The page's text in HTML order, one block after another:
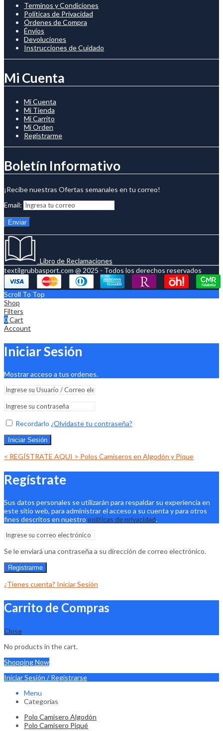
Terminos y Condiciones
Políticas de Privacidad
Órdenes de Compra
Énvíos
Devoluciones
Instrucciones de Cuidado
Mi Cuenta
Mi Cuenta
Mi Tienda
Mi Carrito
Mi Orden
Registrarme
Boletín Informativo
¡Recibe nuestras Ofertas semanales en tu correo!
Email:
Libro de Reclamaciones
textilgrubbasport.com @ 2025 - Todos los derechos reservados
Scroll To Top
Shop
Filters
0Cart
Account
Iniciar Sesión
Mostrar acceso a tus ordenes.
Recordarlo ¿Olvidaste tu contraseña?
Iniciar Sesión
< REGÍSTRATE AQUI > Polos Camiseros en Algodón y Pique
Regístrate
Sus datos personales se utilizarán para respaldar su experiencia en
este sitio web, para administrar el acceso a su cuenta y para otros
fines descritos en nuestro políticas de privacidad.
Se le enviará una contraseña a su dirección de correo electrónico.
Registrarme
¿Tienes cuenta? Iniciar Sesión
Carrito de Compras
Close
No products in the cart.
Shopping Now
Iniciar Sesión / Registrarse
Menu
Categorías
Polo Camisero Algodón
Polo Camisero Piqué